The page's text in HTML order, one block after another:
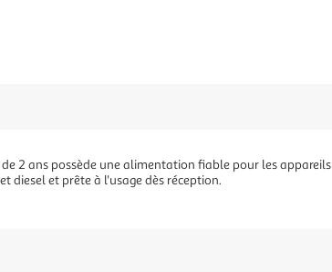
2 ans possède une alimentation fiable pour les appareils
diesel et prête à l'usage dès réception.